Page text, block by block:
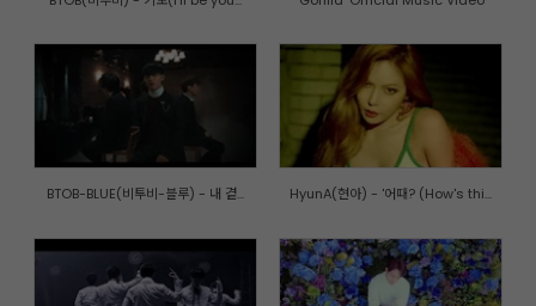
BTOB-BLUE(비투비-블루) - 내 곁... HyunA(현아) - '어때? (How's thi...